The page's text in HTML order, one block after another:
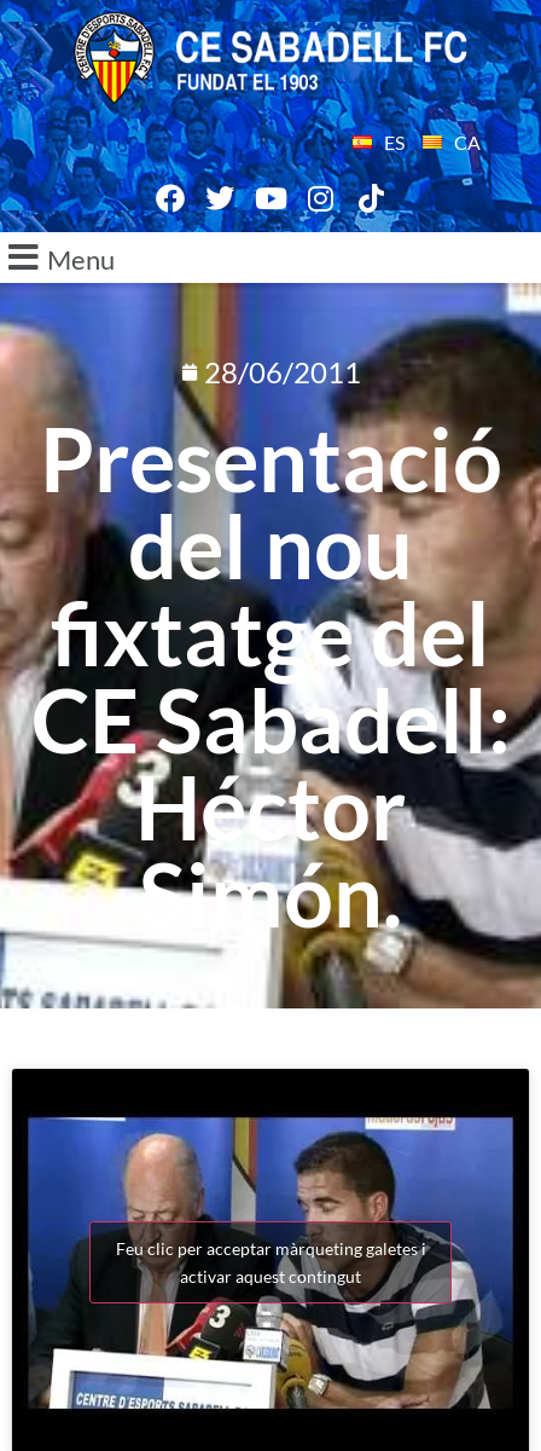
ES CA
Menu
28/06/2011
Presentació
del nou
fixtatge del
CE Sabadell:
Héctor
Simón.
Feu clic per acceptar màrqueting galetes i
activar aquest contingut